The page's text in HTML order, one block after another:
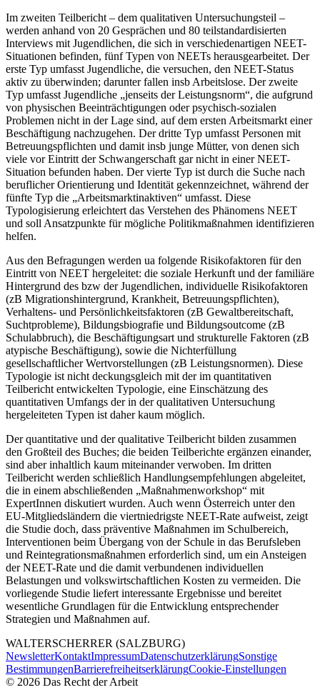
Im zweiten Teilbericht – dem qualitativen Untersuchungsteil –
werden anhand von 20 Gesprächen und 80 teilstandardisierten
Interviews mit Jugendlichen, die sich in verschiedenartigen NEET-
Situationen befinden, fünf Typen von NEETs herausgearbeitet. Der
erste Typ umfasst Jugendliche, die versuchen, den NEET-Status
aktiv zu überwinden; darunter fallen insb Arbeitslose. Der zweite
Typ umfasst Jugendliche „jenseits der Leistungsnorm“, die aufgrund
von physischen Beeinträchtigungen oder psychisch-sozialen
Problemen nicht in der Lage sind, auf dem ersten Arbeitsmarkt einer
Beschäftigung nachzugehen. Der dritte Typ umfasst Personen mit
Betreuungspflichten und damit insb junge Mütter, von denen sich
viele vor Eintritt der Schwangerschaft gar nicht in einer NEET-
Situation befunden haben. Der vierte Typ ist durch die Suche nach
beruflicher Orientierung und Identität gekennzeichnet, während der
fünfte Typ die „Arbeitsmarktinaktiven“ umfasst. Diese
Typologisierung erleichtert das Verstehen des Phänomens NEET
und soll Ansatzpunkte für mögliche Politikmaßnahmen identifizieren
helfen.
Aus den Befragungen werden ua folgende Risikofaktoren für den
Eintritt von NEET hergeleitet: die soziale Herkunft und der familiäre
Hintergrund des bzw der Jugendlichen, individuelle Risikofaktoren
(zB Migrationshintergrund, Krankheit, Betreuungspflichten),
Verhaltens- und Persönlichkeitsfaktoren (zB Gewaltbereitschaft,
Suchtprobleme), Bildungsbiografie und Bildungsoutcome (zB
Schulabbruch), die Beschäftigungsart und strukturelle Faktoren (zB
atypische Beschäftigung), sowie die Nichterfüllung
gesellschaftlicher Wertvorstellungen (zB Leistungsnormen). Diese
Typologie ist nicht deckungsgleich mit der im quantitativen
Teilbericht entwickelten Typologie, eine Einschätzung des
quantitativen Umfangs der in der qualitativen Untersuchung
hergeleiteten Typen ist daher kaum möglich.
Der quantitative und der qualitative Teilbericht bilden zusammen
den Großteil des Buches; die beiden Teilberichte ergänzen einander,
sind aber inhaltlich kaum miteinander verwoben. Im dritten
Teilbericht werden schließlich Handlungsempfehlungen abgeleitet,
die in einem abschließenden „Maßnahmenworkshop“ mit
ExpertInnen diskutiert wurden. Auch wenn Österreich unter den
EU-Mitgliedsländern die viertniedrigste NEET-Rate aufweist, zeigt
die Studie doch, dass präventive Maßnahmen im Schulbereich,
Interventionen beim Übergang von der Schule in das Berufsleben
und Reintegrationsmaßnahmen erforderlich sind, um ein Ansteigen
der NEET-Rate und die damit verbundenen individuellen
Belastungen und volkswirtschaftlichen Kosten zu vermeiden. Die
vorliegende Studie liefert interessante Ergebnisse und bereitet
wesentliche Grundlagen für die Entwicklung entsprechender
Strategien und Maßnahmen auf.
WALTERSCHERRER (SALZBURG)
NewsletterKontaktImpressumDatenschutzerklärungSonstige
BestimmungenBarrierefreiheitserklärungCookie-Einstellungen
© 2026 Das Recht der Arbeit